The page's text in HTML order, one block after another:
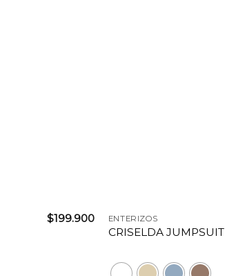
$199.900 ENTERIZOS
CRISELDA JUMPSUIT